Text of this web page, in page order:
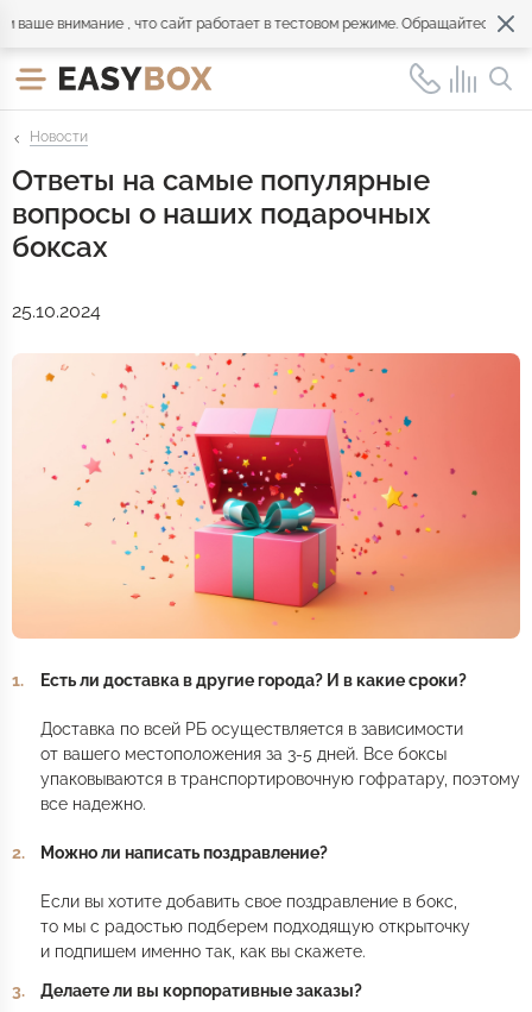
внимание , что сайт работает в тестовом режиме. Обращайтесь по
Новости
Ответы на самые популярные
вопросы о наших подарочных
боксах
25.10.2024
Есть ли доставка в другие города? И в какие сроки?
Доставка по всей РБ осуществляется в зависимости
от вашего местоположения за 3-5 дней. Все боксы
упаковываются в транспортировочную гофратару, поэтому
все надежно.
Можно ли написать поздравление?
Если вы хотите добавить свое поздравление в бокс,
то мы с радостью подберем подходящую открыточку
и подпишем именно так, как вы скажете.
Делаете ли вы корпоративные заказы?